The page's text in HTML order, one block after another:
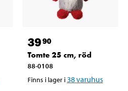
3990
Tomte 25 cm, röd
88-0108
Finns i lager i 38varuhus